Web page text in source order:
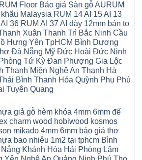
Floor Báo giá Sàn gỗ AURUM
Malaysia RUM 14 AI 15 AI 13
36 RUM AI 37 AI dày 12mm bản to
Xuân Thanh Trì Bắc Ninh Cầu
Hưng Yên TpHCM Bình Dương
Đà Nẵng Mỹ Đức Hoài Đức Ninh
Tứ Kỳ Đan Phượng Gia Lộc
Thanh Miện Nghệ An Thanh Hà
Bình Thanh Hóa Quỳnh Phụ Phú
Tuyên Quang
giả gỗ hèm khóa 4mm 6mm đế
charm wood hobiwood kosmos
mikado 4mm 6mm báo giá thợ
bao nhiêu 1m2 tại tphcm Bình
Khánh Hòa Hải Phòng Lâm